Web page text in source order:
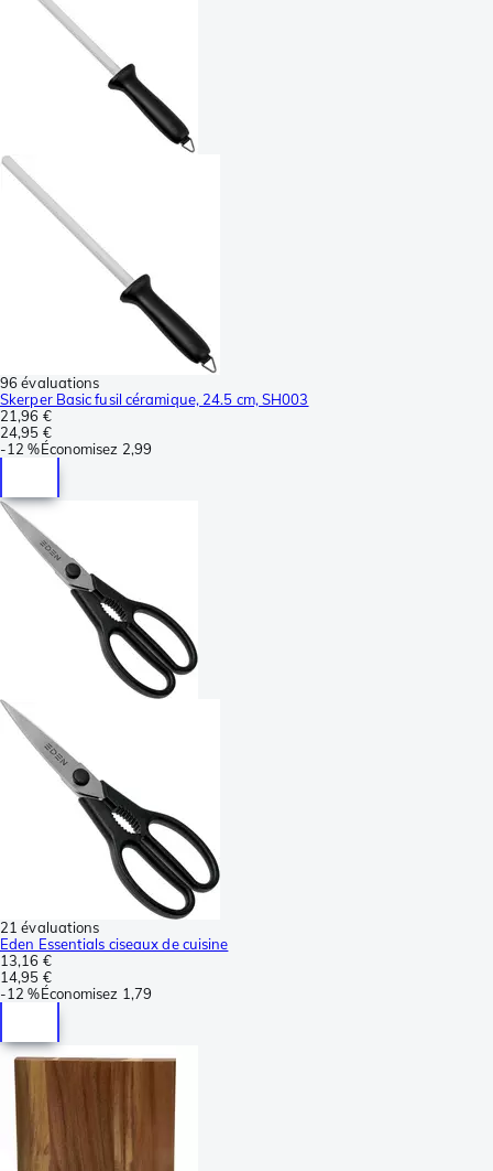
96 évaluations
Skerper Basic fusil céramique, 24.5 cm, SH003
21,96 €
24,95 €
-12 %Économisez 2,99
21 évaluations
Eden Essentials ciseaux de cuisine
13,16 €
14,95 €
-12 %Économisez 1,79